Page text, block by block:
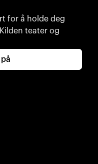
for å holde deg
teater og